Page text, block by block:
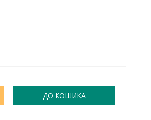
ДО КОШИКА